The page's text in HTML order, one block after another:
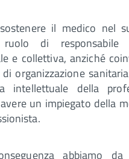
il medico nel
ruolo di responsabile
e collettiva, anziché
organizzazione
intellettuale della
un impiegato della
abbiamo